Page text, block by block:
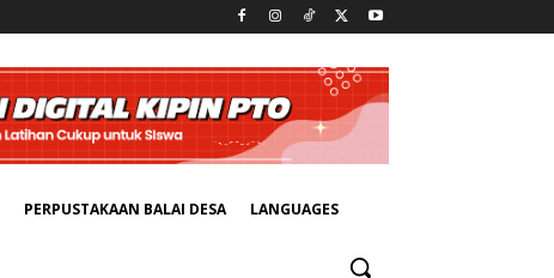
PERPUSTAKAAN BALAI DESA LANGUAGES